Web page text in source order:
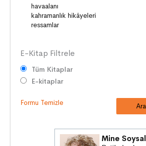
HİKÂYE GELENEĞİMİZ
E-Kitap Filtrele
Tüm Kitaplar
E-kitaplar
Formu Temizle
Mine Soysal